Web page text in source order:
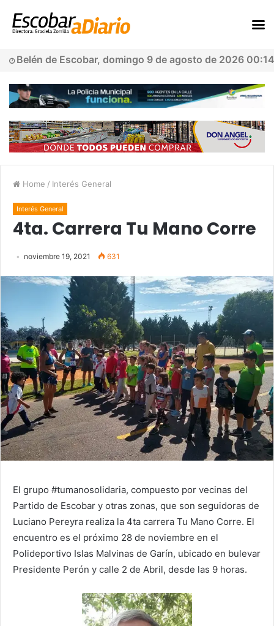
Belén de Escobar, domingo 9 de agosto de 2026 00:14
Home / Interés General
Interés General
4ta. Carrera Tu Mano Corre
noviembre 19, 2021 631
El grupo #tumanosolidaria, compuesto por vecinas del
Partido de Escobar y otras zonas, que son seguidoras de
Luciano Pereyra realiza la 4ta carrera Tu Mano Corre. El
encuentro es el próximo 28 de noviembre en el
Polideportivo Islas Malvinas de Garín, ubicado en bulevar
Presidente Perón y calle 2 de Abril, desde las 9 horas.